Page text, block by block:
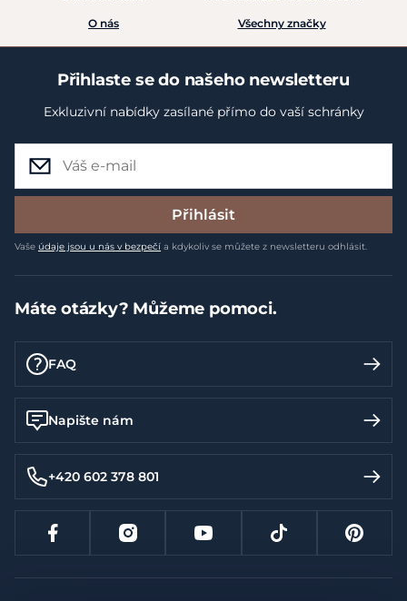
O nás Všechny značky
Přihlaste se do našeho newsletteru
Exkluzivní nabídky zasílané přímo do vaší schránky
Přihlásit
Vaše údaje jsou u nás v bezpečí a kdykoliv se můžete z newsletteru odhlásit.
Máte otázky? Můžeme pomoci.
FAQ
Napište nám
+420 602 378 801